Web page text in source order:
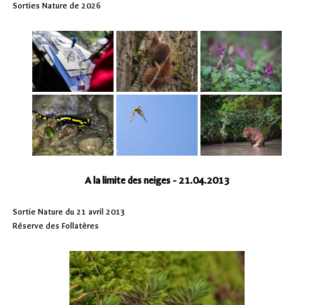
Sorties Nature de 2026
A la limite des neiges - 21.04.2013
Sortie Nature du 21 avril 2013
Réserve des Follatères